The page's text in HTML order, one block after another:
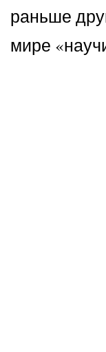
раньше
мире